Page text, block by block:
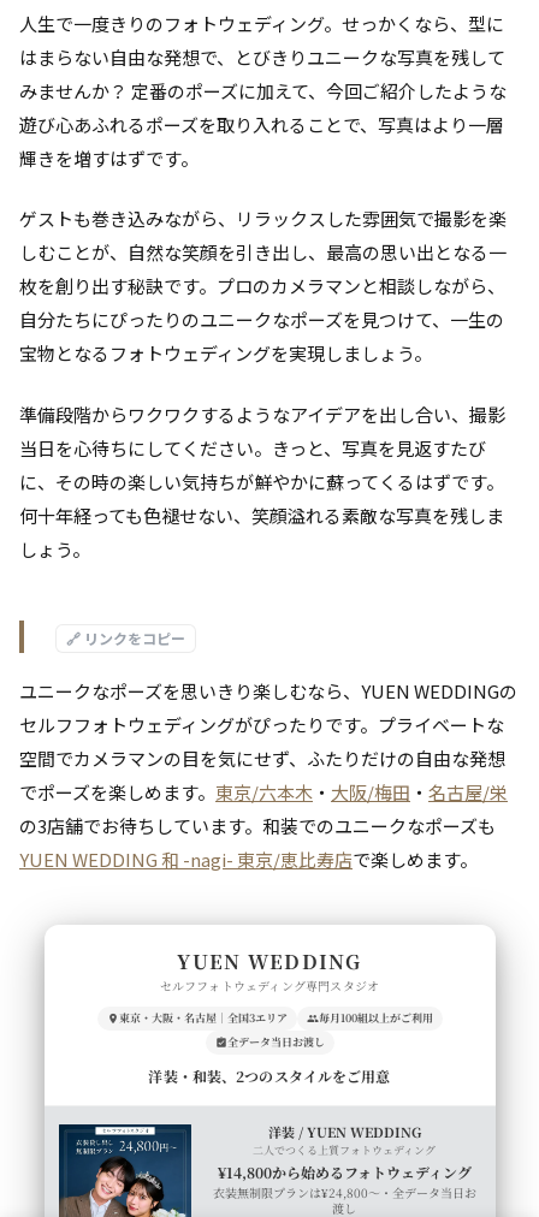
人生で一度きりのフォトウェディング。せっかくなら、型に
はまらない自由な発想で、とびきりユニークな写真を残して
みませんか？ 定番のポーズに加えて、今回ご紹介したような
遊び心あふれるポーズを取り入れることで、写真はより一層
輝きを増すはずです。
ゲストも巻き込みながら、リラックスした雰囲気で撮影を楽
しむことが、自然な笑顔を引き出し、最高の思い出となる一
枚を創り出す秘訣です。プロのカメラマンと相談しながら、
自分たちにぴったりのユニークなポーズを見つけて、一生の
宝物となるフォトウェディングを実現しましょう。
準備段階からワクワクするようなアイデアを出し合い、撮影
当日を心待ちにしてください。きっと、写真を見返すたび
に、その時の楽しい気持ちが鮮やかに蘇ってくるはずです。
何十年経っても色褪せない、笑顔溢れる素敵な写真を残しま
しょう。
🔗 リンクをコピー
ユニークなポーズを思いきり楽しむなら、YUEN WEDDINGの
セルフフォトウェディングがぴったりです。プライベートな
空間でカメラマンの目を気にせず、ふたりだけの自由な発想
でポーズを楽しめます。 東京/六本木 ・ 大阪/梅田 ・ 名古屋/栄
の3店舗でお待ちしています。和装でのユニークなポーズも
YUEN WEDDING 和 -nagi- 東京/恵比寿店で楽しめます。
YUEN WEDDING
セルフフォトウェディング専門スタジオ
東京・大阪・名古屋｜全国3エリア
毎月100組以上がご利用
全データ当日お渡し
洋装・和装、2つのスタイルをご用意
洋装 / YUEN WEDDING
二人でつくる上質フォトウェディング
¥14,800から始めるフォトウェディング
衣装無制限プランは¥24,800〜・全データ当日お
渡し